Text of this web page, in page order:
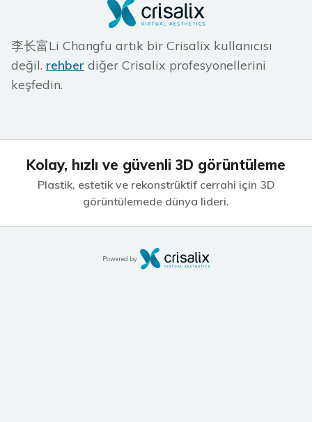
李长富Li Changfu artık bir Crisalix kullanıcısı
değil. rehber diğer Crisalix profesyonellerini
keşfedin.
Kolay, hızlı ve güvenli 3D görüntüleme
Plastik, estetik ve rekonstrüktif cerrahi için 3D
görüntülemede dünya lideri.
Powered by